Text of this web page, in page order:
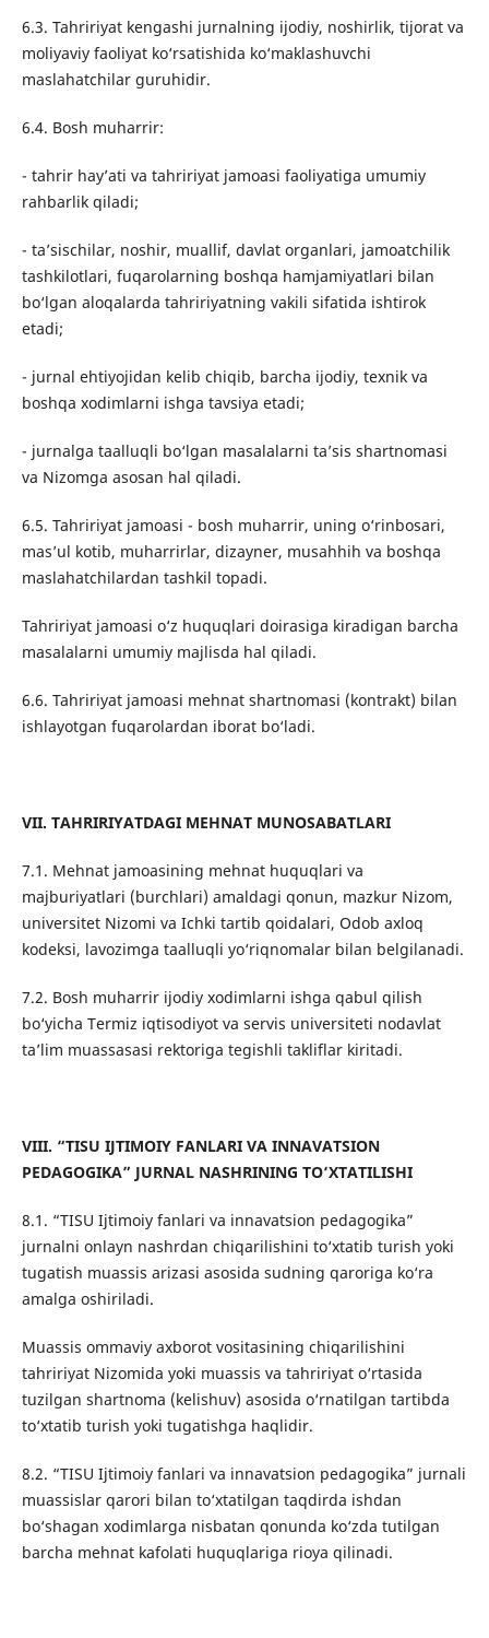
6.3. Tahririyat kengashi jurnalning ijodiy, noshirlik, tijorat va
moliyaviy faoliyat ko‘rsatishida ko‘maklashuvchi
maslahatchilar guruhidir.
6.4. Bosh muharrir:
- tahrir hay’ati va tahririyat jamoasi faoliyatiga umumiy
rahbarlik qiladi;
- ta’sischilar, noshir, muallif, davlat organlari, jamoatchilik
tashkilotlari, fuqarolarning boshqa hamjamiyatlari bilan
bo‘lgan aloqalarda tahririyatning vakili sifatida ishtirok
etadi;
- jurnal ehtiyojidan kelib chiqib, barcha ijodiy, texnik va
boshqa xodimlarni ishga tavsiya etadi;
- jurnalga taalluqli bo‘lgan masalalarni ta’sis shartnomasi
va Nizomga asosan hal qiladi.
6.5. Tahririyat jamoasi - bosh muharrir, uning o‘rinbosari,
mas’ul kotib, muharrirlar, dizayner, musahhih va boshqa
maslahatchilardan tashkil topadi.
Tahririyat jamoasi o‘z huquqlari doirasiga kiradigan barcha
masalalarni umumiy majlisda hal qiladi.
6.6. Tahririyat jamoasi mehnat shartnomasi (kontrakt) bilan
ishlayotgan fuqarolardan iborat bo‘ladi.
VII. TAHRIRIYATDAGI MEHNAT MUNOSABATLARI
7.1. Mehnat jamoasining mehnat huquqlari va
majburiyatlari (burchlari) amaldagi qonun, mazkur Nizom,
universitet Nizomi va Ichki tartib qoidalari, Odob axloq
kodeksi, lavozimga taalluqli yo‘riqnomalar bilan belgilanadi.
7.2. Bosh muharrir ijodiy xodimlarni ishga qabul qilish
bo‘yicha Termiz iqtisodiyot va servis universiteti nodavlat
ta’lim muassasasi rektoriga tegishli takliflar kiritadi.
VIII. “TISU IJTIMOIY FANLARI VA INNAVATSION
PEDAGOGIKA” JURNAL NASHRINING TO‘XTATILISHI
8.1. “TISU Ijtimoiy fanlari va innavatsion pedagogika”
jurnalni onlayn nashrdan chiqarilishini to‘xtatib turish yoki
tugatish muassis arizasi asosida sudning qaroriga ko‘ra
amalga oshiriladi.
Muassis ommaviy axborot vositasining chiqarilishini
tahririyat Nizomida yoki muassis va tahririyat o‘rtasida
tuzilgan shartnoma (kelishuv) asosida o‘rnatilgan tartibda
to‘xtatib turish yoki tugatishga haqlidir.
8.2. “TISU Ijtimoiy fanlari va innavatsion pedagogika” jurnali
muassislar qarori bilan to‘xtatilgan taqdirda ishdan
bo‘shagan xodimlarga nisbatan qonunda ko‘zda tutilgan
barcha mehnat kafolati huquqlariga rioya qilinadi.